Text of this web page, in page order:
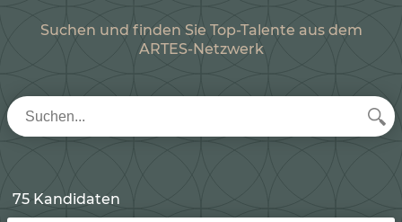
Suchen und finden Sie Top-Talente aus dem
ARTES-Netzwerk
75 Kandidaten